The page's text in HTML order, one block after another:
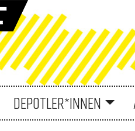
DEPOTLER*INNEN